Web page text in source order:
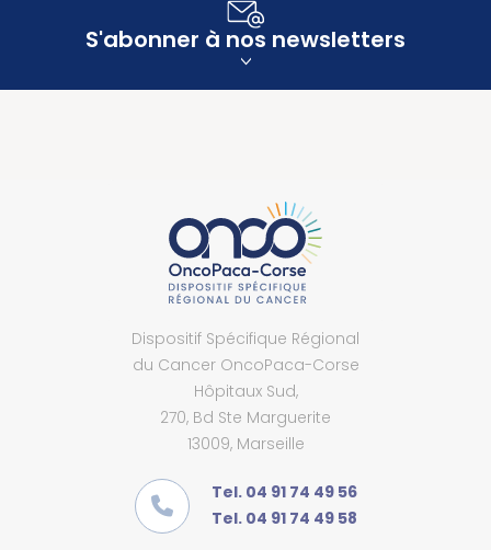
S'abonner à nos newsletters
Dispositif Spécifique Régional
du Cancer OncoPaca-Corse
Hôpitaux Sud,
270, Bd Ste Marguerite
13009, Marseille
Tel. 04 91 74 49 56
Tel. 04 91 74 49 58